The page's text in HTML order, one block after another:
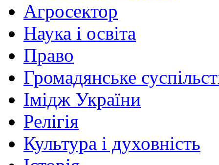
Агросектор
Наука і освіта
Право
Громадянське
Імідж України
Релігія
Культура і духовність